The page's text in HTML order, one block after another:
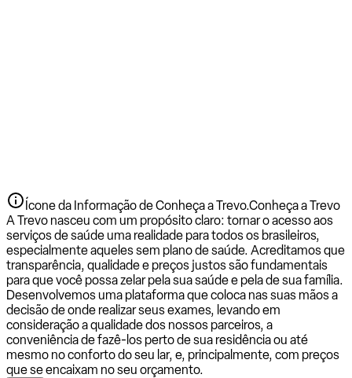
Ícone da Informação de Conheça a Trevo.Conheça a Trevo
A Trevo nasceu com um propósito claro: tornar o acesso aos
serviços de saúde uma realidade para todos os brasileiros,
especialmente aqueles sem plano de saúde. Acreditamos que
transparência, qualidade e preços justos são fundamentais
para que você possa zelar pela sua saúde e pela de sua família.
Desenvolvemos uma plataforma que coloca nas suas mãos a
decisão de onde realizar seus exames, levando em
consideração a qualidade dos nossos parceiros, a
conveniência de fazê-los perto de sua residência ou até
mesmo no conforto do seu lar, e, principalmente, com preços
que se encaixam no seu orçamento.